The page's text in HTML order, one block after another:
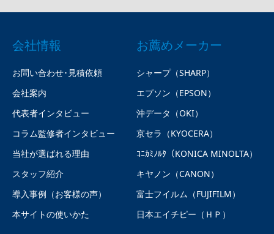
会社情報
お問い合わせ･見積依頼
会社案内
代表者インタビュー
コラム監修者インタビュー
当社が選ばれる理由
スタッフ紹介
導入事例（お客様の声）
本サイトの使いかた
お薦めメーカー
シャープ（SHARP）
エプソン（EPSON）
沖データ（OKI）
京セラ（KYOCERA）
ｺﾆｶﾐﾉﾙﾀ（KONICA MINOLTA）
キヤノン（CANON）
富士フイルム（FUJIFILM）
日本エイチピー（ＨＰ）